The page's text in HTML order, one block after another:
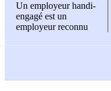
Un employeur handi-
engagé est un
employeur reconnu